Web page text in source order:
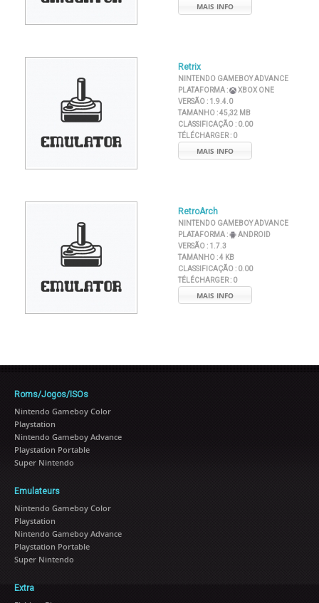
MAIS INFO
Retrix
NINTENDO GAMEBOY ADVANCE
PLATAFORMA :
XBOX ONE
VERSÃO : 1.9.4.0
TAMANHO :45,32 MB
CLASSIFICAÇÃO : 0.00
TÉLÉCHARGER : 0
MAIS INFO
RetroArch
NINTENDO GAMEBOY ADVANCE
PLATAFORMA :
ANDROID
VERSÃO : 1.7.3
TAMANHO :4 KB
CLASSIFICAÇÃO : 0.00
TÉLÉCHARGER : 0
MAIS INFO
Roms/Jogos/ISOs
Nintendo Gameboy Color
Playstation
Nintendo Gameboy Advance
Playstation Portable
Super Nintendo
Emulateurs
Nintendo Gameboy Color
Playstation
Nintendo Gameboy Advance
Playstation Portable
Super Nintendo
Extra